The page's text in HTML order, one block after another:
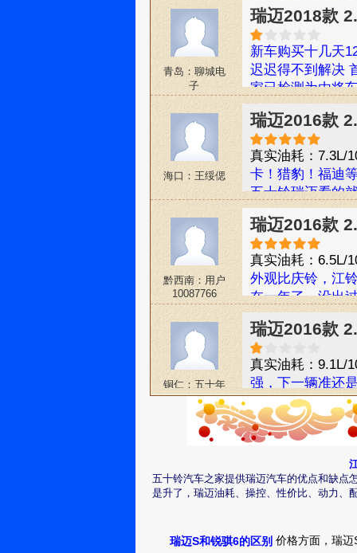
青岛：聊城电
子
瑞迈2018款
新车购买十几天
迟迟得不到解决
家已检测为由将
噪音 冷却液水壶
间就好了 可是到
也开始漏油 新购
厂家客服每次都
题一直逃避不能
海口：王绥偲
瑞迈2016款
真实油耗：7.3L/
卡！猎豹！福迪
五十铃瑞迈看的
黔西南：用户
10087766
瑞迈2016款
真实油耗：6.5L/
外观比庆铃，江
在一年了，没出
铜仁：五十年
还久
瑞迈2016款
真实油耗：9.1L/
强，下一辆准还
南宁：我的歌
瑞迈2016款
真实油耗：7.0L/
主，总的来说确
瑞迈2016款
五十铃汽车之家提供瑞迈汽车的优点和缺点
是升了，瑞迈油耗、操控、性价比、动力、
瑞迈S和锐骐6的区别 价格方面，瑞